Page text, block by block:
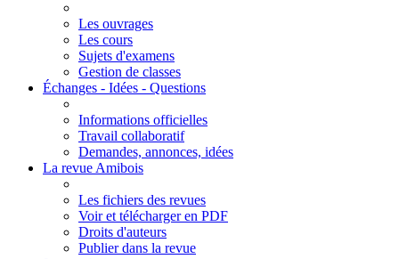
Les ouvrages
Les cours
Sujets d'examens
Gestion de classes
Échanges - Idées - Questions
Informations officielles
Travail collaboratif
Demandes, annonces, idées
La revue Amibois
Les fichiers des revues
Voir et télécharger en PDF
Droits d'auteurs
Publier dans la revue